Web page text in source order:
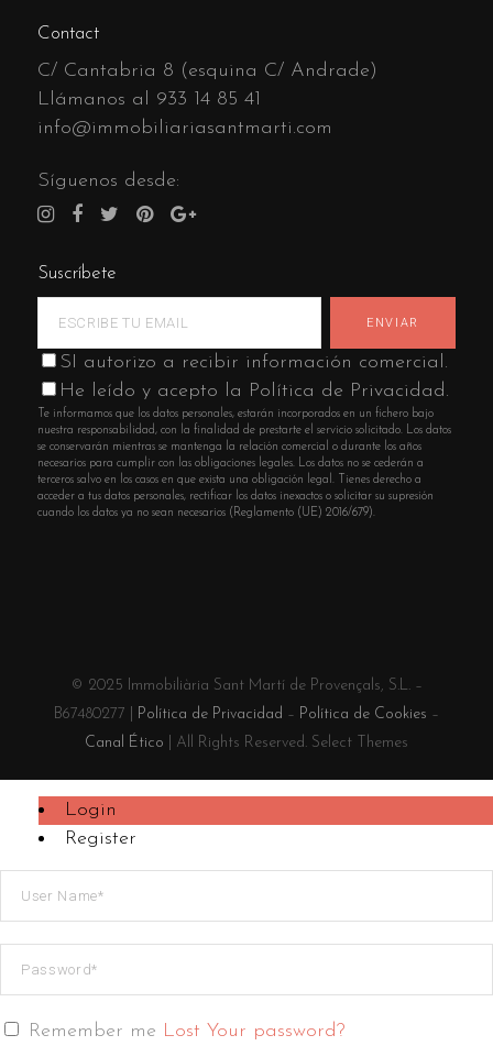
Contact
C/ Cantabria 8 (esquina C/ Andrade)
Llámanos al 933 14 85 41
info@immobiliariasantmarti.com
Síguenos desde:
Suscríbete
SI autorizo a recibir información comercial.
He leído y acepto la Política de Privacidad.
Te informamos que los datos personales, estarán incorporados en un fichero bajo
nuestra responsabilidad, con la finalidad de prestarte el servicio solicitado. Los datos
se conservarán mientras se mantenga la relación comercial o durante los años
necesarios para cumplir con las obligaciones legales. Los datos no se cederán a
terceros salvo en los casos en que exista una obligación legal. Tienes derecho a
acceder a tus datos personales, rectificar los datos inexactos o solicitar su supresión
cuando los datos ya no sean necesarios (Reglamento (UE) 2016/679).
© 2025 Immobiliària Sant Martí de Provençals, S.L. –
B67480277 |
Política de Privacidad – Política de Cookies –
Canal Ético | All Rights Reserved. Select Themes
Login
Register
Remember me Lost Your password?